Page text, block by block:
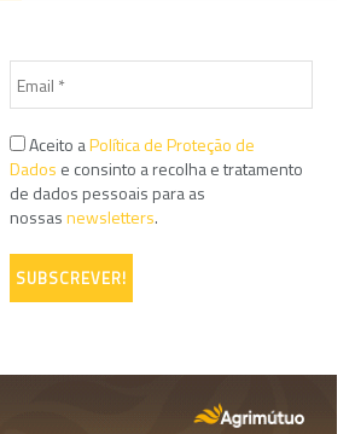
Aceito aPolítica de Proteção de
Dados e consinto a recolha e tratamento
de dados pessoais para as
nossasnewsletters.